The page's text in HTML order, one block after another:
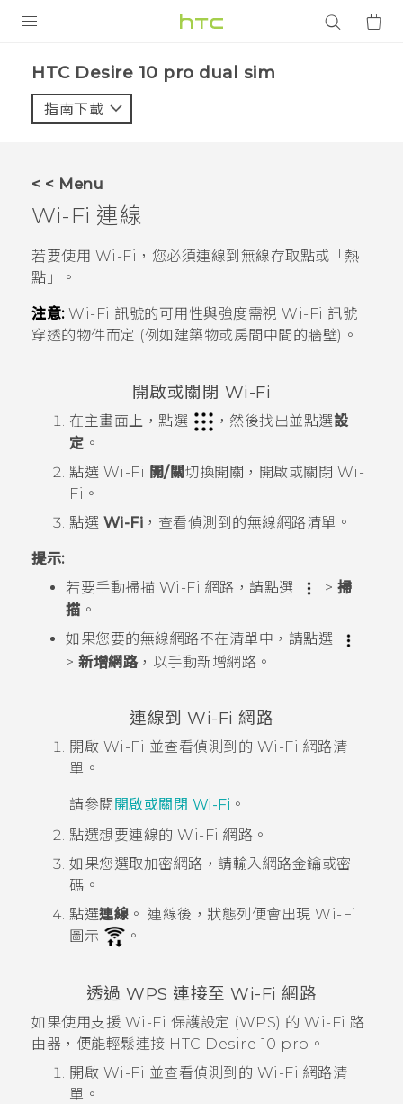
VIVE
應用程式
支援服務
HTC Desire 10 pro dual sim‎
指南下載
< < Menu
Wi-Fi 連線
若要使用 Wi-Fi ，您必須連線到無線存取點或「熱
點」。
注意: Wi-Fi 訊號的可用性與強度需視 Wi-Fi 訊號
穿透的物件而定 (例如建築物或房間中間的牆壁)。
開啟或關閉 Wi-Fi
在主畫面上，點選 ，然後找出並點選設
定 。
點選 Wi-Fi 開/關切換開關，開啟或關閉 Wi-
Fi 。
點選 Wi-Fi ，查看偵測到的無線網路清單。
提示:
若要手動掃描 Wi-Fi 網路，請點選 > 掃
描 。
如果您要的無線網路不在清單中，請點選
> 新增網路，以手動新增網路。
連線到 Wi-Fi 網路
開啟 Wi-Fi 並查看偵測到的 Wi-Fi 網路清
單。
請參閱 開啟或關閉 Wi-Fi 。
點選想要連線的 Wi-Fi 網路。
如果您選取加密網路，請輸入網路金鑰或密
碼。
點選連線 。 連線後，狀態列便會出現 Wi-Fi
圖示
。
透過 WPS 連接至Wi-Fi 網路
如果使用支援 Wi-Fi 保護設定 (WPS) 的 Wi-Fi 路
由器，便能輕鬆連接 HTC Desire 10 pro 。
開啟 Wi-Fi 並查看偵測到的 Wi-Fi 網路清
單。